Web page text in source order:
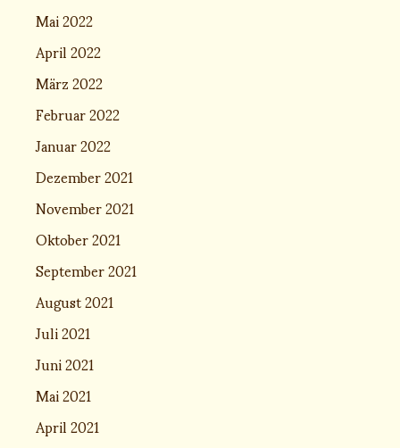
Mai 2022
April 2022
März 2022
Februar 2022
Januar 2022
Dezember 2021
November 2021
Oktober 2021
September 2021
August 2021
Juli 2021
Juni 2021
Mai 2021
April 2021